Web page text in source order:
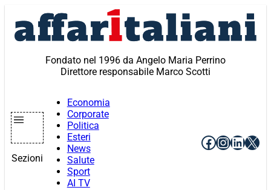
contenuto
Fondato nel 1996 da Angelo Maria Perrino
Direttore responsabile Marco Scotti
Sezioni
Economia
Corporate
Politica
Esteri
News
Salute
Sport
AI TV
Facebook
X